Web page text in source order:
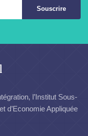
Souscrire
l’Institut Sous-
d’Economie Appliquée